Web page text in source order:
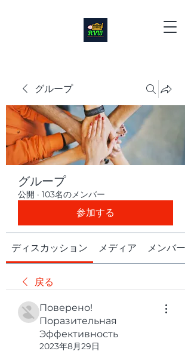
グループ
グループ
公開 · 103名のメンバー
参加する
ディスカッション メディア メンバー
戻る
Поверено!
Поразительная
Эффективность
2023年8月29日